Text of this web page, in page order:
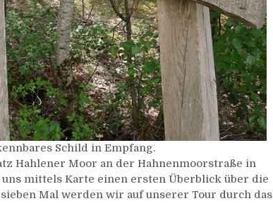
Schild in Empfang.
Hahlener Moor an der Hahnenmoorstraße in
mittels Karte einen ersten Überblick über die
Mal werden wir auf unserer Tour durch das